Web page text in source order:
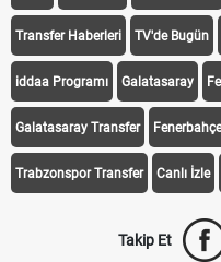
Transfer Haberleri TV'de Bugün
iddaa Programı Galatasaray
Galatasaray Transfer
Trabzonspor Transfer Canlı İzle
Takip Et